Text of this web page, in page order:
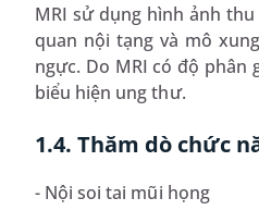
MRI sử dụng hình ảnh
quan nội tạng và mô
ngực. Do MRI có độ phân
biểu hiện ung thư.
1.4. Thăm dò chức
- Nội soi tai mũi họng